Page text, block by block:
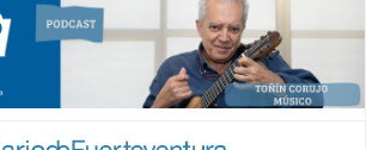
Jump to navigation